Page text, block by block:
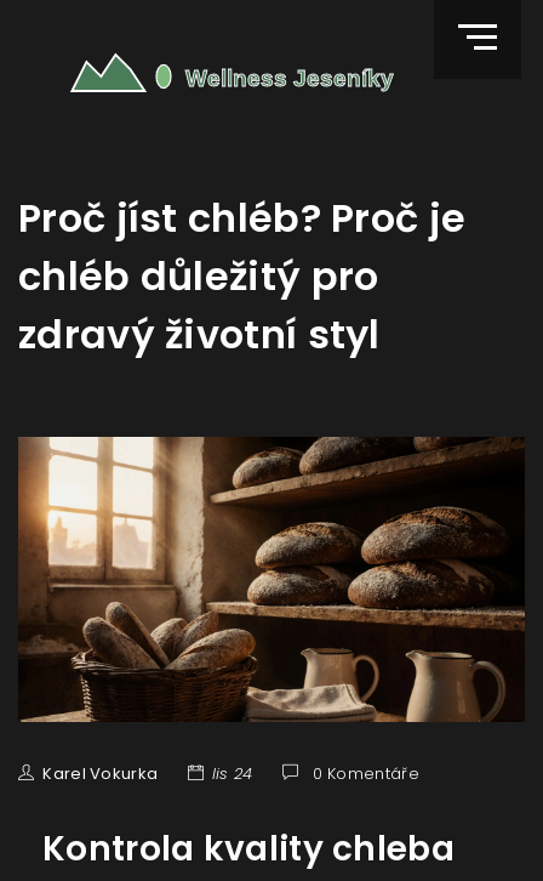
Proč jíst chléb? Proč je
chléb důležitý pro
zdravý životní styl
Karel Vokurka lis 24 0 Komentáře
Kontrola kvality chleba